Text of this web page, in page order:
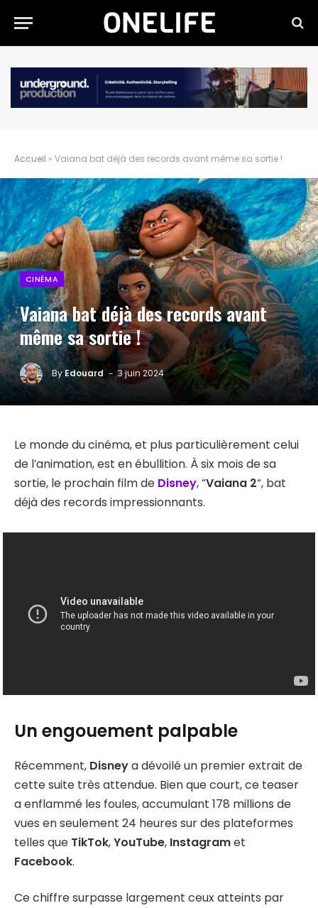
Accueil » Vaiana bat déjà des records avant même sa sortie !
CINÉMA
Vaiana bat déjà des records avant
même sa sortie !
By Edouard 3 juin 2024
Le monde du cinéma, et plus particulièrement celui
de l’animation, est en ébullition. À six mois de sa
sortie, le prochain film de Disney, “Vaiana 2“, bat
déjà des records impressionnants.
Un engouement palpable
Récemment, Disneya dévoilé un premier extrait de
cette suite très attendue. Bien que court, ce teaser
a enflammé les foules, accumulant 178 millions de
vues en seulement 24 heures sur des plateformes
telles que TikTok,YouTube, Instagramet
Facebook.
Ce chiffre surpasse largement ceux atteints par